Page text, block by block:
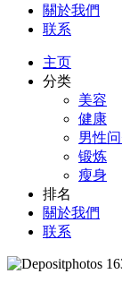
關於我們
联系
主页
分类
美容
健康
男性
锻炼
瘦身
排名
關於我們
联系